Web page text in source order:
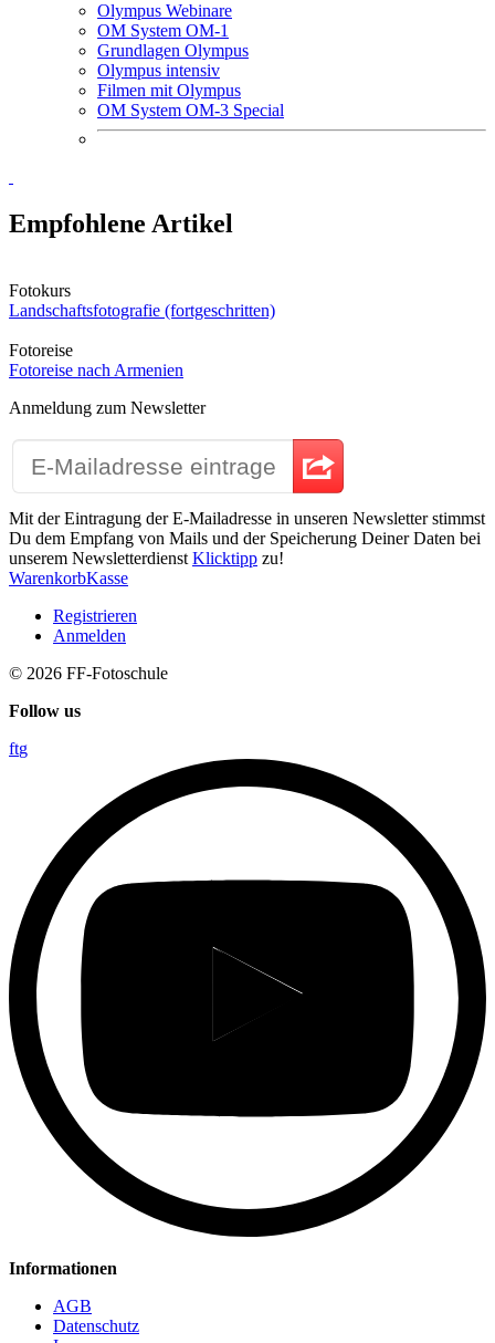
Olympus Webinare
OM System OM-1
Grundlagen Olympus
Olympus intensiv
Filmen mit Olympus
OM System OM-3 Special
Empfohlene Artikel
Fotokurs
Landschaftsfotografie (fortgeschritten)
Fotoreise
Fotoreise nach Armenien
Anmeldung zum Newsletter
Mit der Eintragung der E-Mailadresse in unseren Newsletter stimmst
Du dem Empfang von Mails und der Speicherung Deiner Daten bei
unserem Newsletterdienst Klicktipp zu!
WarenkorbKasse
Registrieren
Anmelden
© 2026 FF-Fotoschule
Follow us
ftg
Informationen
AGB
Datenschutz